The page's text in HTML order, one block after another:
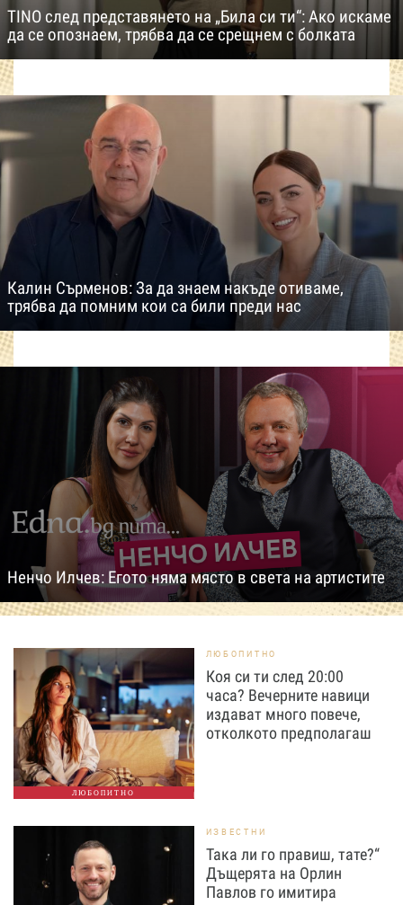
TINO след представянето на „Била си ти“: Ако искаме
да се опознаем, трябва да се срещнем с болката
Калин Сърменов: За да знаем накъде отиваме,
трябва да помним кои са били преди нас
Ненчо Илчев: Егото няма място в света на артистите
ЛЮБОПИТНО
ЛЮБОПИТНО
Коя си ти след 20:00
часа? Вечерните навици
издават много повече,
отколкото предполагаш
ИЗВЕСТНИ
Така ли го правиш, тате?“
Дъщерята на Орлин
Павлов го имитира